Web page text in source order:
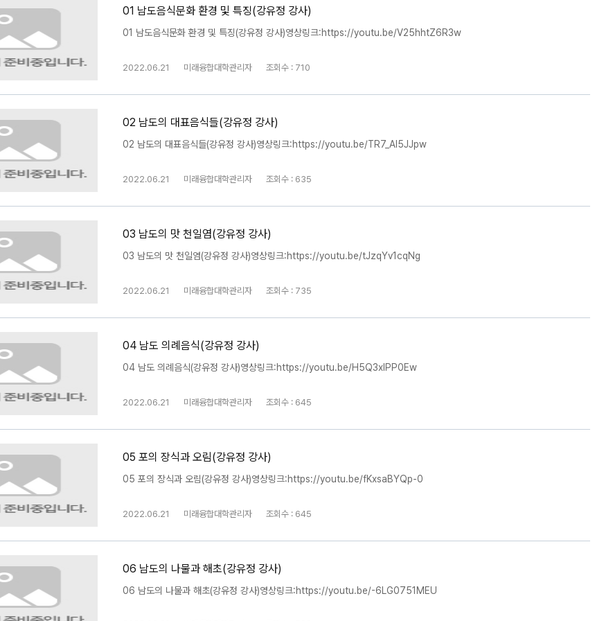
01 남도음식문화 환경 및 특징(강유정 강사)
01 남도음식문화 환경 및 특징(강유정 강사)영상링크:https://youtu.be/V25hhtZ6R3w
2022.06.21 미래융합대학관리자 조회수 : 710
02 남도의 대표음식들(강유정 강사)
02 남도의 대표음식들(강유정 강사)영상링크:https://youtu.be/TR7_Al5JJpw
2022.06.21 미래융합대학관리자 조회수 : 635
03 남도의 맛 천일염(강유정 강사)
03 남도의 맛 천일염(강유정 강사)영상링크:https://youtu.be/tJzqYv1cqNg
2022.06.21 미래융합대학관리자 조회수 : 735
04 남도 의례음식(강유정 강사)
04 남도 의례음식(강유정 강사)영상링크:https://youtu.be/H5Q3xIPP0Ew
2022.06.21 미래융합대학관리자 조회수 : 645
05 포의 장식과 오림(강유정 강사)
05 포의 장식과 오림(강유정 강사)영상링크:https://youtu.be/fKxsaBYQp-0
2022.06.21 미래융합대학관리자 조회수 : 645
06 남도의 나물과 해초(강유정 강사)
06 남도의 나물과 해초(강유정 강사)영상링크:https://youtu.be/-6LG0751MEU